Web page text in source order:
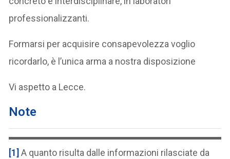
professionalizzanti.
Formarsi per acquisire consapevolezza voglio
ricordarlo, è l’unica arma a nostra disposizione
Vi aspetto a Lecce.
Note
[1] A quanto risulta dalle informazioni rilasciate da